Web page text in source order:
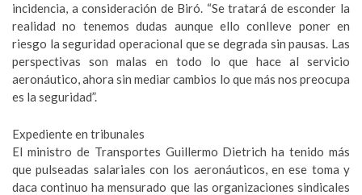
incidencia, a consideración de Biró. “Se tratará de esconder la
realidad no tenemos dudas aunque ello conlleve poner en
riesgo la seguridad operacional que se degrada sin pausas. Las
perspectivas son malas en todo lo que hace al servicio
aeronáutico, ahora sin mediar cambios lo que más nos preocupa
es la seguridad”.
Expediente en tribunales
El ministro de Transportes Guillermo Dietrich ha tenido más
que pulseadas salariales con los aeronáuticos, en ese toma y
daca continuo ha mensurado que las organizaciones sindicales